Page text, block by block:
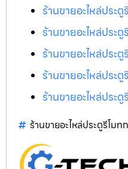
ร้านขายอะไหล่ประตู
ร้านขายอะไหล่ประตู
ร้านขายอะไหล่ประตู
ร้านขายอะไหล่ประตู
ร้านขายอะไหล่ประตู
ร้านขายอะไหล่ประตูรีโมท